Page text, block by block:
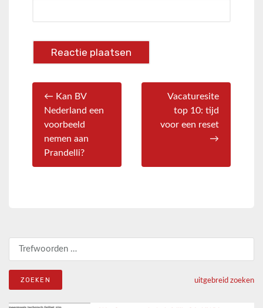
← Kan BV
Nederland een
voorbeeld
nemen aan
Prandelli?
Vacaturesite
top 10: tijd
voor een reset
→
Zoeken naar:
uitgebreid zoeken